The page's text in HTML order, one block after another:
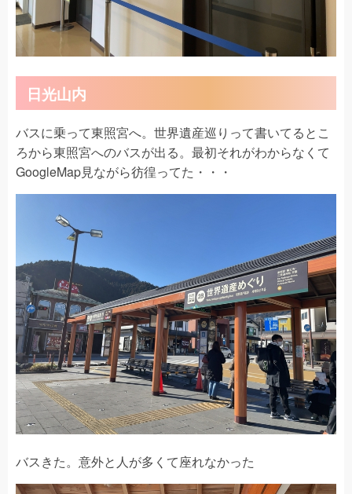
日光山内
バスに乗って東照宮へ。世界遺産巡りって書いてるとこ
ろから東照宮へのバスが出る。最初それがわからなくて
GoogleMap見ながら彷徨ってた・・・
バスきた。意外と人が多くて座れなかった